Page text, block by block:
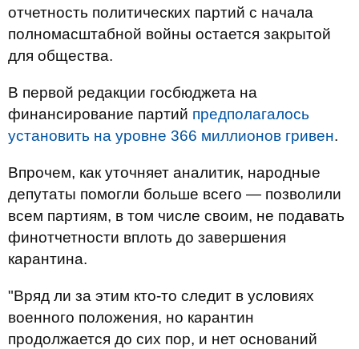
отчетность политических партий с начала
полномасштабной войны остается закрытой
для общества.
В первой редакции госбюджета на
финансирование партий предполагалось
установить на уровне 366 миллионов гривен.
Впрочем, как уточняет аналитик, народные
депутаты помогли больше всего — позволили
всем партиям, в том числе своим, не подавать
финотчетности вплоть до завершения
карантина.
"Вряд ли за этим кто-то следит в условиях
военного положения, но карантин
продолжается до сих пор, и нет оснований